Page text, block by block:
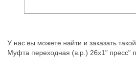
У нас вы можете найти и заказать
Муфта переходная (в.р.) 26х1" пресс"